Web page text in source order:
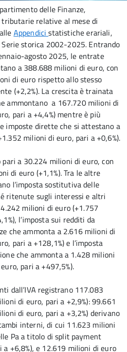
delle Finanze,
relative al mese di
Appendicistatistiche erariali,
storica 2002-2025. Entrando
agosto 2025, le entrate
a 388.688 milioni di euro, con
di euro rispetto allo stesso
(+2,2%). La crescita è trainata
ammontano a 167.720 milioni di
pari a +4,4%) mentre è più
imposte dirette che si attestano a
milioni di euro, pari a +0,6%).
pari a 30.224 milioni di euro, con
di euro (+1,1%). Tra le altre
l’imposta sostitutiva delle
ritenute sugli interessi e altri
milioni di euro (+1.757
l’imposta sui redditi da
che ammonta a 2.616 milioni di
pari a +128,1%) e l’imposta
che ammonta a 1.428 milioni
pari a +497,5%).
dall’IVA registrano 117.083
di euro, pari a +2,9%): 99.661
di euro, pari a +3,2%) derivano
interni, di cui 11.623 milioni
Pa a titolo di split payment
+6,8%), e 12.619 milioni di euro